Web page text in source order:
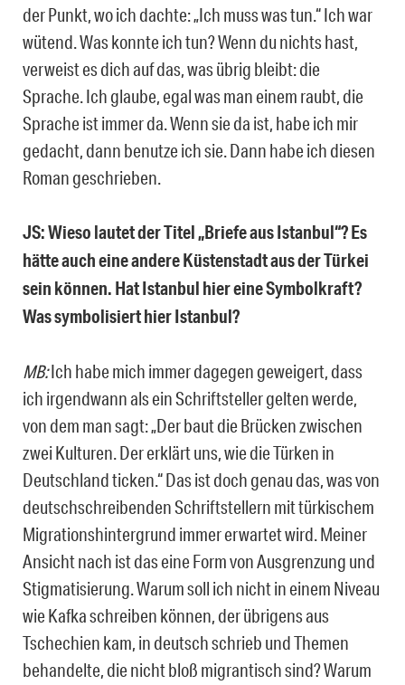
der Punkt, wo ich dachte: „Ich muss was tun.“ Ich war
wütend. Was konnte ich tun? Wenn du nichts hast,
verweist es dich auf das, was übrig bleibt: die
Sprache. Ich glaube, egal was man einem raubt, die
Sprache ist immer da. Wenn sie da ist, habe ich mir
gedacht, dann benutze ich sie. Dann habe ich diesen
Roman geschrieben.
JS: Wieso lautet der Titel „Briefe aus Istanbul“? Es
hätte auch eine andere Küstenstadt aus der Türkei
sein können. Hat Istanbul hier eine Symbolkraft?
Was symbolisiert hier Istanbul?
MB:Ich habe mich immer dagegen geweigert, dass
ich irgendwann als ein Schriftsteller gelten werde,
von dem man sagt: „Der baut die Brücken zwischen
zwei Kulturen. Der erklärt uns, wie die Türken in
Deutschland ticken.“ Das ist doch genau das, was von
deutschschreibenden Schriftstellern mit türkischem
Migrationshintergrund immer erwartet wird. Meiner
Ansicht nach ist das eine Form von Ausgrenzung und
Stigmatisierung. Warum soll ich nicht in einem Niveau
wie Kafka schreiben können, der übrigens aus
Tschechien kam, in deutsch schrieb und Themen
behandelte, die nicht bloß migrantisch sind? Warum